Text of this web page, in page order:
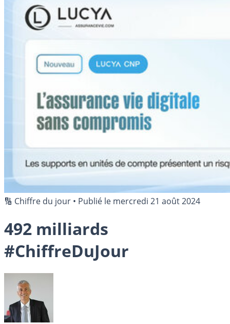
🔢 Chiffre du jour • Publié le mercredi 21 août 2024
492 milliards
#ChiffreDuJour